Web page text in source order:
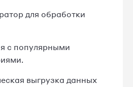
для обработки
с популярными
выгрузка данных